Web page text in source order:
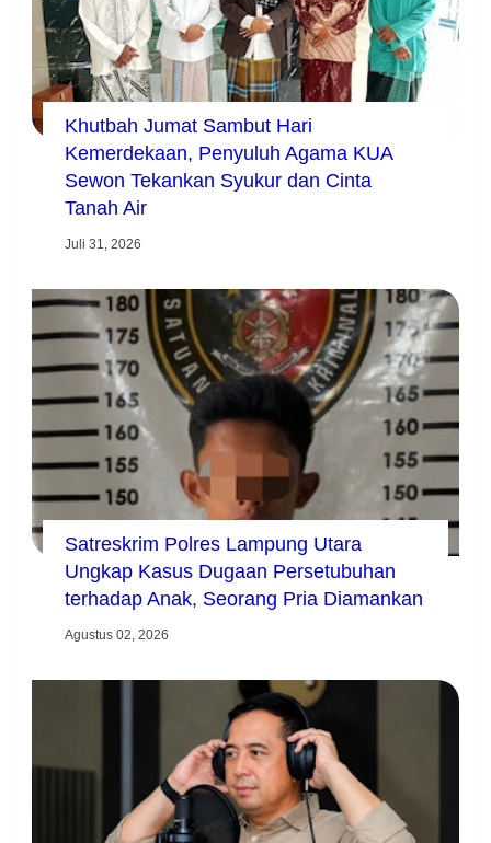
Khutbah Jumat Sambut Hari
Kemerdekaan, Penyuluh Agama KUA
Sewon Tekankan Syukur dan Cinta
Tanah Air
Juli 31, 2026
Satreskrim Polres Lampung Utara
Ungkap Kasus Dugaan Persetubuhan
terhadap Anak, Seorang Pria Diamankan
Agustus 02, 2026